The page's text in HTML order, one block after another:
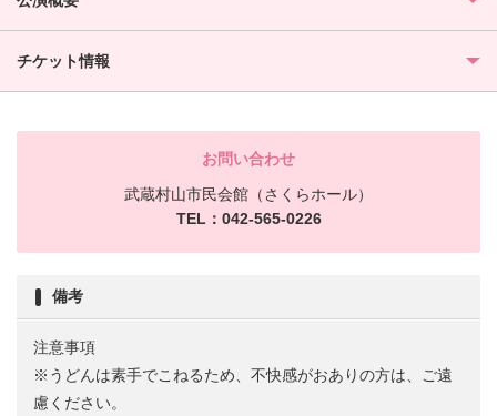
チケット情報
お問い合わせ
武蔵村山市民会館（さくらホール）
TEL：042-565-0226
備考
注意事項
※うどんは素手でこねるため、不快感がおありの方は、ご遠
慮ください。